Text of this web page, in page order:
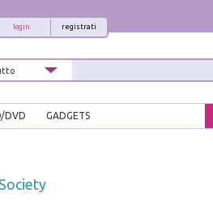
registrati
login
DVD GADGETS